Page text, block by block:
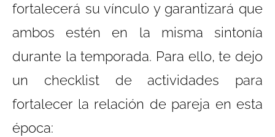
fortalecerá su vínculo y garantizará que
ambos estén en la misma sintonía
durante la temporada. Para ello, te dejo
un checklist de actividades para
fortalecer la relación de pareja en esta
época: